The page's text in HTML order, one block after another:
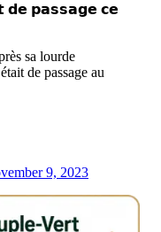
𝗱𝗲 𝗽𝗮𝘀𝘀𝗮𝗴𝗲 𝗰𝗲
sa lourde
de passage au
9, 2023